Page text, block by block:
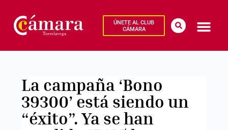
ÚNETE AL CLUB
CÁMARA
La campaña ‘Bono
39300’ está siendo un
“éxito”. Ya se han